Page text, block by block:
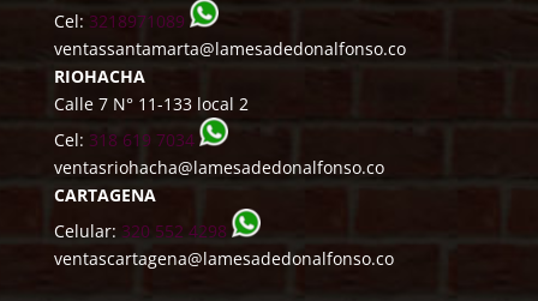
Cel: 3218971089
ventassantamarta@lamesadedonalfonso.co
RIOHACHA
Calle 7 N° 11-133 local 2
Cel: 318 619 7034
ventasriohacha@lamesadedonalfonso.co
CARTAGENA
Celular: 320 552 4298
ventascartagena@lamesadedonalfonso.co